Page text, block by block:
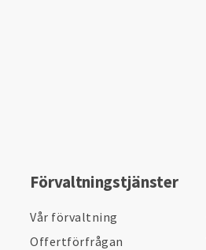
Förvaltningstjänster
Vår förvaltning
Offertförfrågan